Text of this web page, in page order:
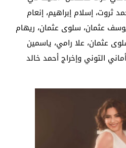
ثروت، إسلام إبراهيم، إنعام
عثمان، سلوى عثمان، ريهام
عثمان، علا رامي، ياسمين
التوني وإخراج أحمد خالد